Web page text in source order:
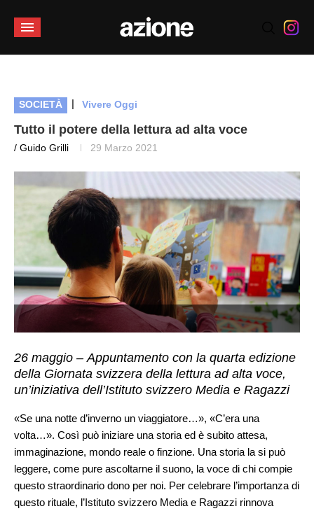
SOCIETÀ | Vivere Oggi
Tutto il potere della lettura ad alta voce
/ Guido Grilli 29 Marzo 2021
26 maggio – Appuntamento con la quarta edizione
della Giornata svizzera della lettura ad alta voce,
un’iniziativa dell’Istituto svizzero Media e Ragazzi
«Se una notte d’inverno un viaggiatore…», «C’era una
volta…». Così può iniziare una storia ed è subito attesa,
immaginazione, mondo reale o finzione. Una storia la si può
leggere, come pure ascoltarne il suono, la voce di chi compie
questo straordinario dono per noi. Per celebrare l’importanza di
questo rituale, l’Istituto svizzero Media e Ragazzi rinnova